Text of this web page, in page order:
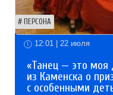
ПЕРСОНА
12:01 | 22 июля
«Танец — это моя
из Каменска о
с особенными